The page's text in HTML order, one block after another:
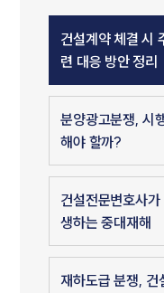
건설계약 체결 시
련 대응 방안 정리
분양광고분쟁, 시
해야 할까?
건설전문변호사
생하는 중대재해
재하도급 분쟁, 건